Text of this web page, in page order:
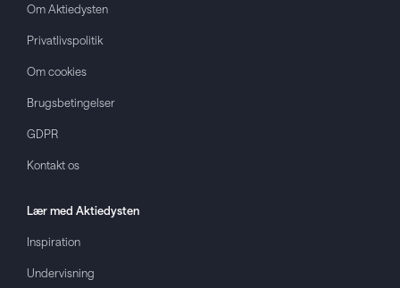
Om Aktiedysten
Privatlivspolitik
Om cookies
Brugsbetingelser
GDPR
Kontakt os
Lær med Aktiedysten
Inspiration
Undervisning